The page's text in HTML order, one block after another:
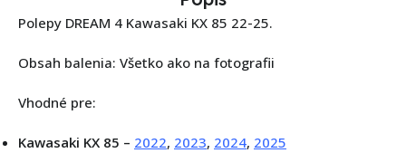
Polepy DREAM 4 Kawasaki KX 85 22-25.
Obsah balenia: Všetko ako na fotografii
Vhodné pre:
Kawasaki KX 85 – 2022, 2023, 2024, 2025